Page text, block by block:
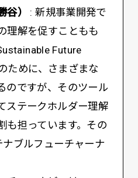
谷）
: 新規事業開発で
理解を促すこともも
Future
ために、さまざまな
のですが、そのツール
ステークホルダー理解
も担っています。その
ブルフューチャーナ